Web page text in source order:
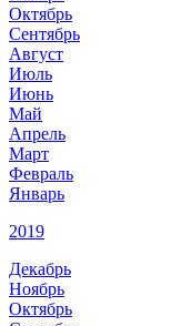
Октябрь
Сентябрь
Август
Июль
Июнь
Май
Апрель
Март
Февраль
Январь
2019
Декабрь
Ноябрь
Октябрь